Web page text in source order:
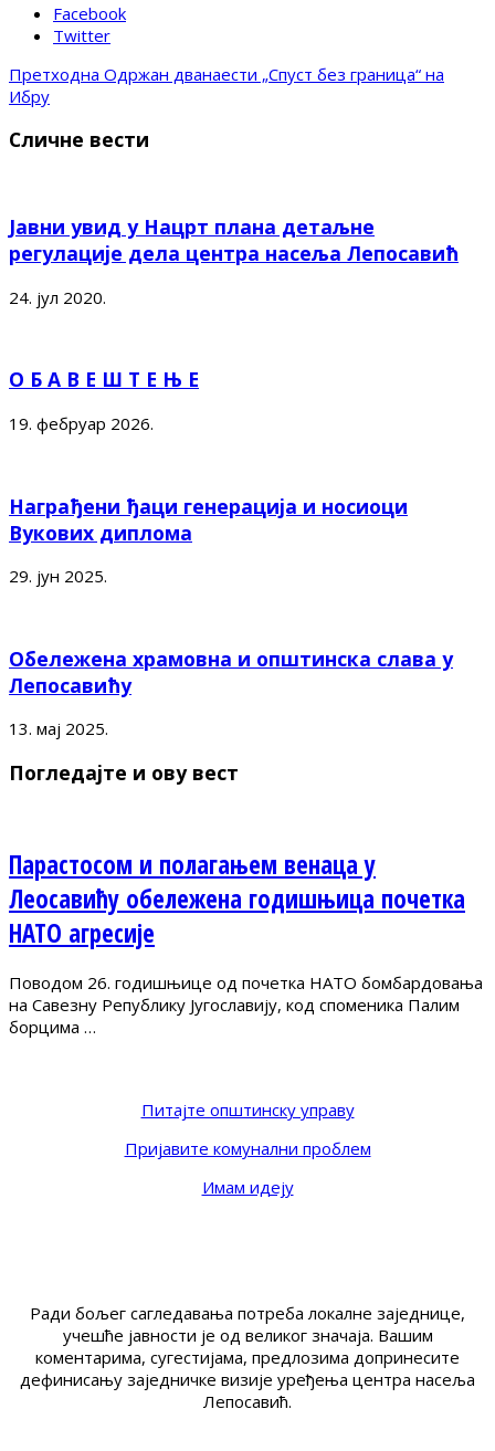
Facebook
Twitter
Претходна Одржан дванаести „Спуст без граница“ на
Ибру
Сличне вести
Јавни увид у Нацрт плана детаљне
регулације дела центра насеља Лепосавић
24. јул 2020.
О Б А В Е Ш Т Е Њ Е
19. фебруар 2026.
Награђени ђаци генерација и носиоци
Вукових диплома
29. јун 2025.
Обележена храмовна и општинска слава у
Лепосавићу
13. мај 2025.
Погледајте и ову вест
Парастосом и полагањем венаца у
Леосавићу обележена годишњица почетка
НАТО агресије
Поводом 26. годишњице од почетка НАТО бомбардовања
на Савезну Републику Југославију, код споменика Палим
борцима …
Питајте општинску управу
Пријавите комунални проблем
Имам идеју
Ради бољег сагледавања потреба локалне заједнице,
учешће јавности је од великог значаја. Вашим
коментарима, сугестијама, предлозима допринесите
дефинисању заједничке визије уређења центра насеља
Лепосавић.